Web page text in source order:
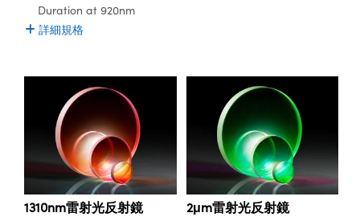
Duration at 920nm
詳細規格
1310nm雷射光反射鏡 2μm雷射光反射鏡